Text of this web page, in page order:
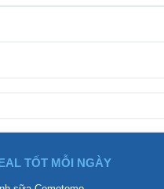
TỐT MỖI NGÀY